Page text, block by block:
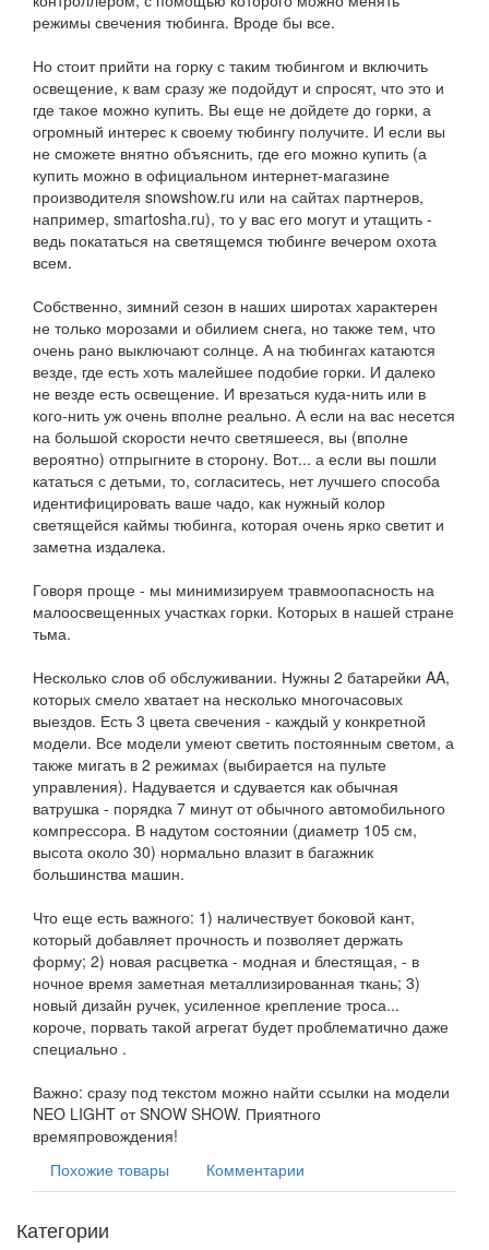
режимы свечения тюбинга. Вроде бы все.
Но стоит прийти на горку с таким тюбингом и включить
освещение, к вам сразу же подойдут и спросят, что это и
где такое можно купить. Вы еще не дойдете до горки, а
огромный интерес к своему тюбингу получите. И если вы
не сможете внятно объяснить, где его можно купить (а
купить можно в официальном интернет-магазине
производителя snowshow.ru или на сайтах партнеров,
например, smartosha.ru), то у вас его могут и утащить -
ведь покататься на светящемся тюбинге вечером охота
всем.
Собственно, зимний сезон в наших широтах характерен
не только морозами и обилием снега, но также тем, что
очень рано выключают солнце. А на тюбингах катаются
везде, где есть хоть малейшее подобие горки. И далеко
не везде есть освещение. И врезаться куда-нить или в
кого-нить уж очень вполне реально. А если на вас несется
на большой скорости нечто светяшееся, вы (вполне
вероятно) отпрыгните в сторону. Вот... а если вы пошли
кататься с детьми, то, согласитесь, нет лучшего способа
идентифицировать ваше чадо, как нужный колор
светящейся каймы тюбинга, которая очень ярко светит и
заметна издалека.
Говоря проще - мы минимизируем травмоопасность на
малоосвещенных участках горки. Которых в нашей стране
тьма.
Несколько слов об обслуживании. Нужны 2 батарейки AA,
которых смело хватает на несколько многочасовых
выездов. Есть 3 цвета свечения - каждый у конкретной
модели. Все модели умеют светить постоянным светом, а
также мигать в 2 режимах (выбирается на пульте
управления). Надувается и сдувается как обычная
ватрушка - порядка 7 минут от обычного автомобильного
компрессора. В надутом состоянии (диаметр 105 см,
высота около 30) нормально влазит в багажник
большинства машин.
Что еще есть важного: 1) наличествует боковой кант,
который добавляет прочность и позволяет держать
форму; 2) новая расцветка - модная и блестящая, - в
ночное время заметная металлизированная ткань; 3)
новый дизайн ручек, усиленное крепление троса...
короче, порвать такой агрегат будет проблематично даже
специально .
Важно: сразу под текстом можно найти ссылки на модели
NEO LIGHT от SNOW SHOW. Приятного
времяпровождения!
Похожие товары
Комментарии
Категории